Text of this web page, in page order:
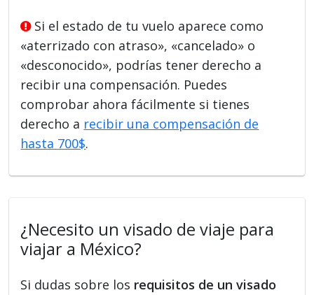
Si el estado de tu vuelo aparece como
«aterrizado con atraso», «cancelado» o
«desconocido», podrías tener derecho a
recibir una compensación. Puedes
comprobar ahora fácilmente si tienes
derecho a recibir una compensación de
hasta 700$.
¿Necesito un visado de viaje para
viajar a México?
Si dudas sobre los requisitos de un visado